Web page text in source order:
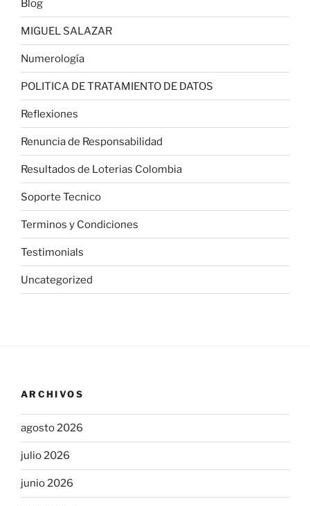
Blog
MIGUEL SALAZAR
Numerología
POLITICA DE TRATAMIENTO DE DATOS
Reflexiones
Renuncia de Responsabilidad
Resultados de Loterias Colombia
Soporte Tecnico
Terminos y Condiciones
Testimonials
Uncategorized
ARCHIVOS
agosto 2026
julio 2026
junio 2026